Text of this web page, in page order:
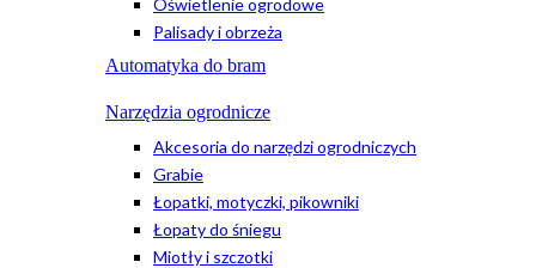
Palisady i obrzeża
Automatyka do bram
Narzędzia ogrodnicze
Akcesoria do narzędzi ogrodniczych
Grabie
Łopatki, motyczki, pikowniki
Łopaty do śniegu
Miotły i szczotki